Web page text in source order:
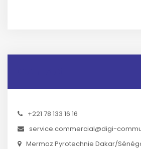
+221 78 133 16 16
service.commercial@digi-
Mermoz Pyrotechnie Dakar/